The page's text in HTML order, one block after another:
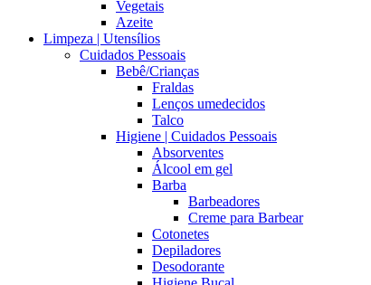
Vegetais
Azeite
Limpeza | Utensílios
Cuidados Pessoais
Bebê/Crianças
Fraldas
Lenços umedecidos
Talco
Higiene | Cuidados Pessoais
Absorventes
Álcool em gel
Barba
Barbeadores
Creme para Barbear
Cotonetes
Depiladores
Desodorante